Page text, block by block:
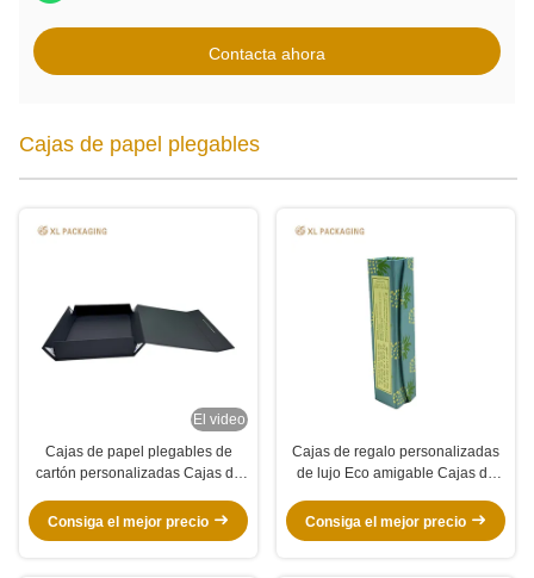
Contacta ahora
Cajas de papel plegables
El video
Cajas de papel plegables de
cartón personalizadas Cajas de
mm de espesor
Consiga el mejor precio
Cajas de regalo personalizadas
de lujo Eco amigable Cajas de
Joyería Cosméticos Cajas de
embalaje de regalo rígido
Consiga el mejor precio